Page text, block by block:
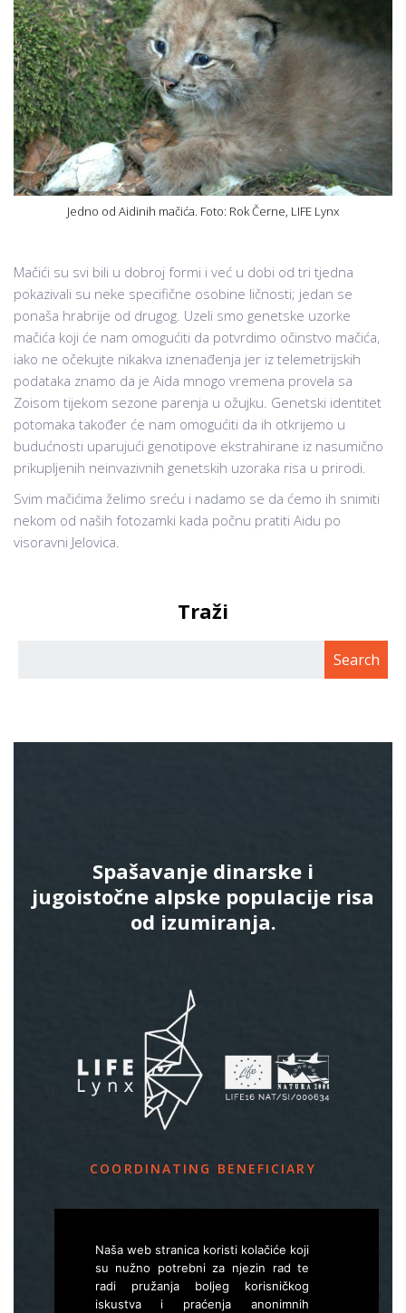
Jedno od Aidinih mačića. Foto: Rok Černe, LIFE Lynx
Mačići su svi bili u dobroj formi i već u dobi od tri tjedna
pokazivali su neke specifične osobine ličnosti; jedan se
ponaša hrabrije od drugog. Uzeli smo genetske uzorke
mačića koji će nam omogućiti da potvrdimo očinstvo mačića,
iako ne očekujte nikakva iznenađenja jer iz telemetrijskih
podataka znamo da je Aida mnogo vremena provela sa
Zoisom tijekom sezone parenja u ožujku. Genetski identitet
potomaka također će nam omogućiti da ih otkrijemo u
budućnosti uparujući genotipove ekstrahirane iz nasumično
prikupljenih neinvazivnih genetskih uzoraka risa u prirodi.
Svim mačićima želimo sreću i nadamo se da ćemo ih snimiti
nekom od naših fotozamki kada počnu pratiti Aidu po
visoravni Jelovica.
Traži
Spašavanje dinarske i
jugoistočne alpske populacije risa
od izumiranja.
COORDINATING BENEFICIARY
Večna pot 2, SI – 1000 Ljubljana
Elife.lynx.eu@gmail.com
Naša web stranica koristi kolačiće koji
su nužno potrebni za njezin rad te
radi pružanja boljeg korisničkog
iskustva i praćenja anonimnih